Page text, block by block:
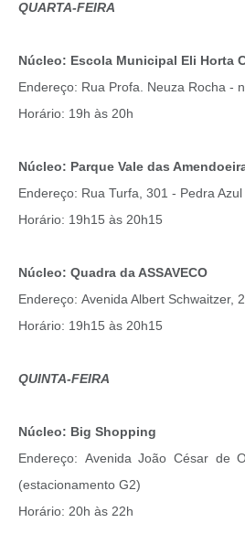
QUARTA-FEIRA
Núcleo: Escola Municipal Eli Horta
Endereço: Rua Profa. Neuza Rocha -
Horário: 19h às 20h
Núcleo: Parque Vale das
Endereço: Rua Turfa, 301 - Pedra Azul
Horário: 19h15 às 20h15
Núcleo: Quadra da ASSAVECO
Endereço: Avenida Albert Schwaitzer,
Horário: 19h15 às 20h15
QUINTA-FEIRA
Núcleo: Big Shopping
Endereço: Avenida João César de
(estacionamento G2)
Horário: 20h às 22h